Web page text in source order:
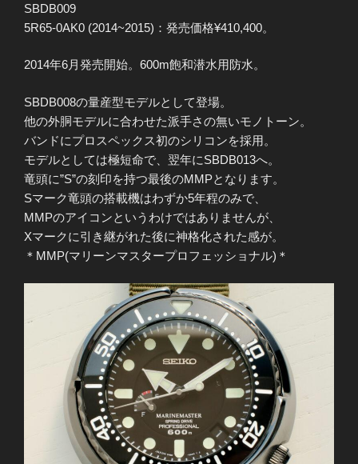
SBDB009
5R65-0AK0 (2014~2015)：発売価格¥410,400。
2014年6月発売開始。600m飽和潜水用防水。
SBDB008の量産型モデルとして登場。
他の外胴モデルに合わせた派手さの無いモノトーン。
バンドにプロスペックス初のシリコンを採用。
モデルとしては極短命で、翌年にSBDB013へ。
竜頭に”S”の刻印を持つ最後のMMPとなります。
Sマーク竜頭の搭載機はわずか5年程のみで、
MMPのアイコンというわけではありませんが、
Xマークに引き継がれた後に神格化された感が。
＊MMP(マリーンマスタープロフェッショナル)＊